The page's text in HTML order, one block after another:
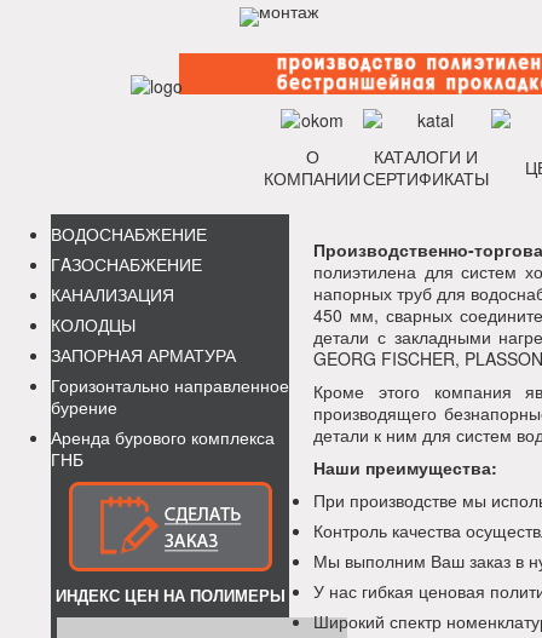
О
КОМПАНИИ
КАТАЛОГИ И
СЕРТИФИКАТЫ
ВОДОСНАБЖЕНИЕ
ГAЗОСНАБЖЕНИЕ
КАНАЛИЗАЦИЯ
КОЛОДЦЫ
ЗАПОРНАЯ АРМАТУРА
Горизонтально направленное
бурение
Аренда бурового комплекса
ГНБ
ИНДЕКС ЦЕН НА ПОЛИМЕРЫ
Производственно-
полиэтилена для систем
напорных труб для
450 мм, сварных
детали с закладными
GEORG FISCHER,
Кроме этого компания
производящего
детали к ним для систем
Наши преимущества:
При производстве мы
Контроль качества
Мы выполним Ваш заказ в
У нас гибкая ценовая
Широкий спектр